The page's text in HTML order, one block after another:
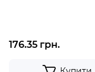
176.35 грн.